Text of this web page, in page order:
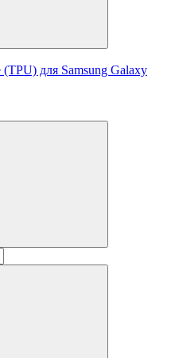
для Samsung Galaxy